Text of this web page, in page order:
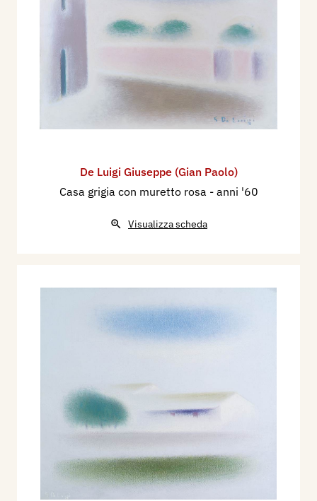
De Luigi Giuseppe (Gian Paolo)
Casa grigia con muretto rosa - anni '60
Visualizza scheda